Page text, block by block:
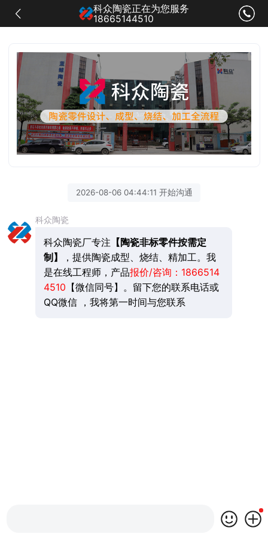
科众陶瓷正在为您服务
18665144510
2026-08-06 04:44:11 开始沟通
科众陶瓷
科众陶瓷厂专注 【陶瓷非标零件按需定
制】
，提供陶瓷成型、烧结、精加工。我
是在线工程师，产品报价/咨询： 1866514
4510 【微信同号】。留下您的联系电话或
QQ微信 ，我将第一时间与您联系